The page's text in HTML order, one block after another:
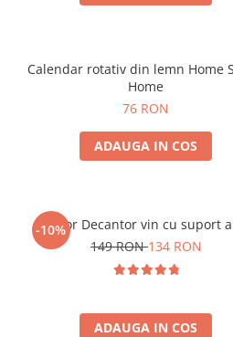
Calendar rotativ din lemn Home
Home
76 RON
ADAUGA IN COS
-10%
Aerator Decantor vin cu suport
149 RON134 RON
ADAUGA IN COS